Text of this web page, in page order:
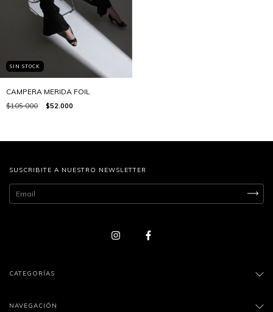
SIN STOCK
CAMPERA MERIDA FOIL
$105.000 $52.000
SUSCRIBITE A NUESTRO NEWSLETTER
CATEGORÍAS
NAVEGACIÓN